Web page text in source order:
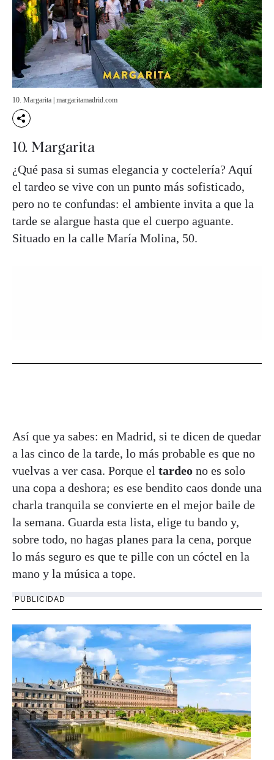
10. Margarita | margaritamadrid.com
10. Margarita
¿Qué pasa si sumas elegancia y coctelería? Aquí
el tardeo se vive con un punto más sofisticado,
pero no te confundas: el ambiente invita a que la
tarde se alargue hasta que el cuerpo aguante.
Situado en la calle María Molina, 50.
Así que ya sabes: en Madrid, si te dicen de quedar
a las cinco de la tarde, lo más probable es que no
vuelvas a ver casa. Porque el tardeo no es solo
una copa a deshora; es ese bendito caos donde una
charla tranquila se convierte en el mejor baile de
la semana. Guarda esta lista, elige tu bando y,
sobre todo, no hagas planes para la cena, porque
lo más seguro es que te pille con un cóctel en la
mano y la música a tope.
PUBLICIDAD